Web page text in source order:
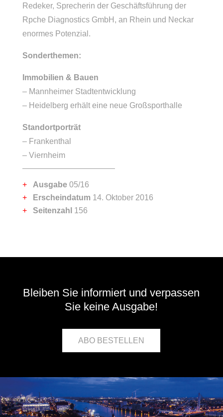
Redeker, Sprecherin der Geschäftsführung der
Rpche Diagnostics GmbH, an Rhein und Neckar
enormes Potenzial.
Sonderthemen:
Immobilien & Bauen
– Mannheimer Stadtentwicklung
– Heidelberg erhält eine neue Großsporthalle
Standortporträt
– Frankenthal
– Viernheim
Ausgabe05/16
Erscheindatum14. Oktober 2016
Seitenzahl 156
Bleiben Sie informiert und verpassen
Sie keine Ausgabe!
ABO BESTELLEN